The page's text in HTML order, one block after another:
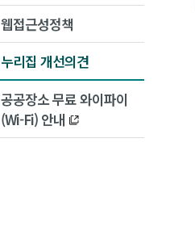
웹접근성정책
누리집 개선의견
공공장소 무료 와이파이
(Wi-Fi) 안내